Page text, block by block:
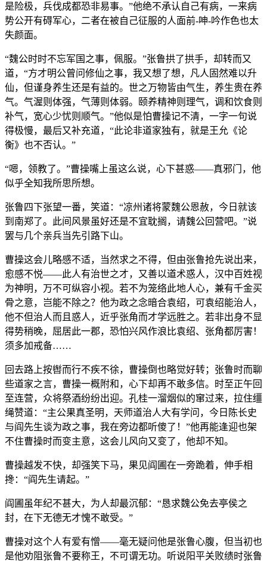
是险极，兵伐成都恐非易事。”他绝不承认自己有病，一来病
势公开有碍军心，二者在被自己征服的人面前-呻-吟作色也太
失颜面。
“魏公时时不忘军国之事，佩服。”张鲁拱了拱手，却转而又
道，“方才明公曾问修仙之事，我又想了想，凡人固然难以升
仙，但谨身养生还是有益的。世之万物皆由气生，养生贵在养
气。气渥则体强，气薄则体弱。颐养精神则理气，调和饮食则
补气，宽心少忧则顺气。”他似是怕曹操记不清，一字一句说
得极慢，最后又补充道，“此论非道家独有，就是王允《论
衡》也不否认。”
“嗯，领教了。”曹操嘴上虽这么说，心下甚惑——真邪门，他
似乎全知我所思所想。
张鲁四下张望一番，笑道：“凉州诸将蒙魏公恩赦，今日就该
到南郑了。此间风景虽好还是不宜耽搁，请魏公回营吧。”说
罢与几个亲兵当先引路下山。
曹操这会儿略感不适，当然求之不得，但由张鲁抢先说出来，
愈感不悦——此人有治世之才，又善以道术惑人，汉中百姓视
为神明，万不可纵容小视。若不为笼络此地人心，兼有千金买
骨之意，岂能不除之？他为政之念暗合袁绍，可袁绍能治人，
他不但治人而且惑人，近乎张角而才学远胜之。若非出身不显
得势稍晚，屈居此一郡，恐怕兴风作浪比袁绍、张角都厉害！
须多加戒备……
回去路上按辔而行不疾不徐，曹操倒也略觉好转；张鲁时而聊
些道家之言，曹操一概附和，心下却再不敢多信。时至正午回
至连营，众将祭酒纷纷出迎。孔桂一溜烟似的窜过来，拉住缰
绳赞道：“主公果真圣明，天师道治人大有学问，今日陈长史
与阎先生谈为政之事，我在旁边都听傻了！”他再能逢迎也架
不住曹操时而变主意，这会儿风向又变了，他却不知。
曹操越发不快，却强笑下马，果见阎圃在一旁跪着，伸手相
搀：“阎先生请起。”
阎圃虽年纪不甚大，为人却最沉郁：“恳求魏公免去亭侯之
封，在下无德无才愧不敢受。”
曹操对这个人有爱有憎——毫无疑问他是张鲁心腹，但当初也
是他劝阻张鲁不要称王，不可谓无功。听说阳平关败绩时张鲁